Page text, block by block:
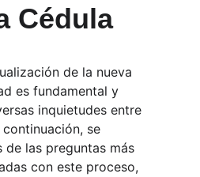
Cédula
de la nueva
es fundamental y
inquietudes entre
se
de las preguntas más
con este proceso,